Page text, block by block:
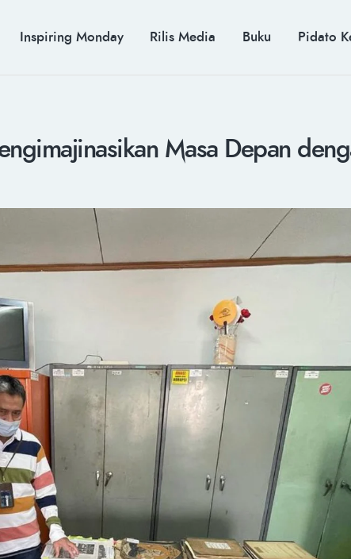
Inspiring Monday Rilis Media Buku Pidato
MUH. ARIEF ROSYID
Masa Depan